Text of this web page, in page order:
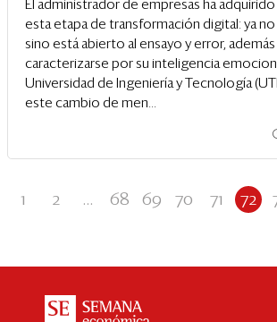
El administrador de empresas ha
esta etapa de transformación digital: ya no
sino está abierto al ensayo y error,
caracterizarse por su inteligencia
Universidad de Ingeniería y Tecnología
este cambio de men...
1 2 ... 68 69 70 71 72